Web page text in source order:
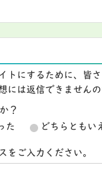
トにするために、皆
には返信できませんの
？
た どちらともい
をご入力ください。